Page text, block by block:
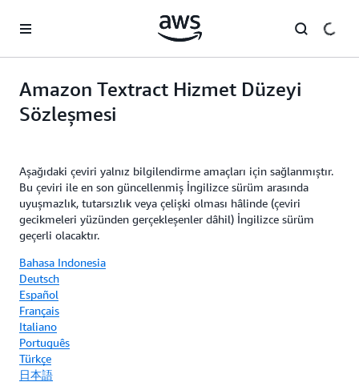
Amazon Textract Hizmet Düzeyi
Sözleşmesi
Aşağıdaki çeviri yalnız bilgilendirme amaçları için sağlanmıştır.
Bu çeviri ile en son güncellenmiş İngilizce sürüm arasında
uyuşmazlık, tutarsızlık veya çelişki olması hâlinde (çeviri
gecikmeleri yüzünden gerçekleşenler dâhil) İngilizce sürüm
geçerli olacaktır.
Bahasa Indonesia
Deutsch
Español
Français
Italiano
Português
Türkçe
日本語